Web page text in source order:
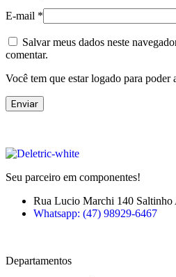
E-mail *
Salvar meus dados neste
comentar.
Você tem que estar logado para poder
Seu parceiro em componentes!
Rua Lucio Marchi 140 Saltinho
Whatsapp: (47) 98929-6467
Departamentos